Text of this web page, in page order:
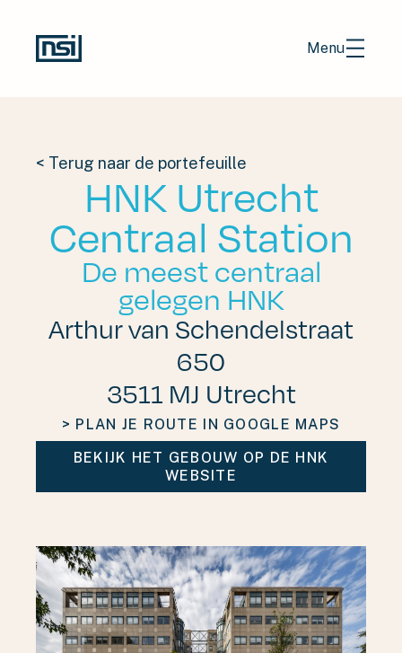
Menu
Portefeuille
Verhalen
Over ons
Contact
Investors (EN)
Werken bij
< Terug naar de portefeuille
HNK Utrecht
Centraal Station
De meest centraal
gelegen HNK
Arthur van Schendelstraat
650
3511 MJ Utrecht
> PLAN JE ROUTE IN GOOGLE MAPS
BEKIJK HET GEBOUW OP DE HNK
WEBSITE